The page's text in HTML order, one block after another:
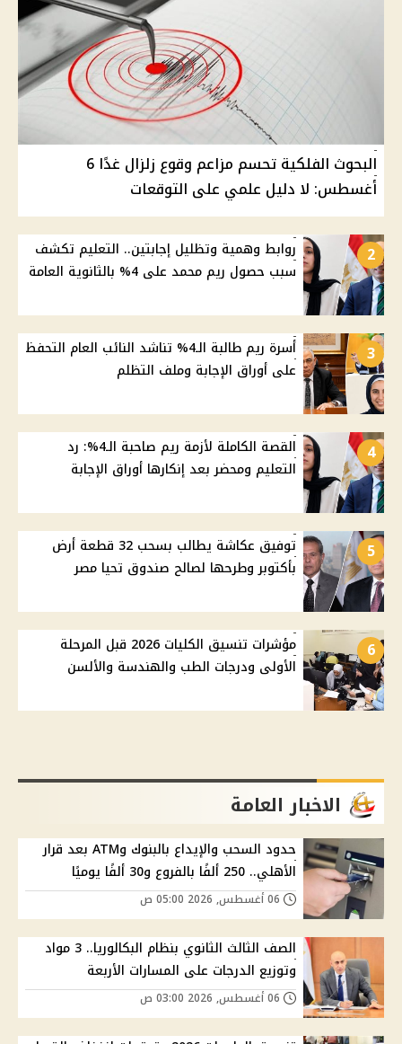
البحوث الفلكية تحسم مزاعم وقوع زلزال غدًا 6
أغسطس: لا دليل علمي على التوقعات
2
روابط وهمية وتظليل إجابتين.. التعليم تكشف
سبب حصول ريم محمد على 4% بالثانوية العامة
3
أسرة ريم طالبة الـ4% تناشد النائب العام التحفظ
على أوراق الإجابة وملف التظلم
4
القصة الكاملة لأزمة ريم صاحبة الـ4%: رد
التعليم ومحضر بعد إنكارها أوراق الإجابة
5
توفيق عكاشة يطالب بسحب 32 قطعة أرض
بأكتوبر وطرحها لصالح صندوق تحيا مصر
6
مؤشرات تنسيق الكليات 2026 قبل المرحلة
الأولى ودرجات الطب والهندسة والألسن
الاخبار العامة
حدود السحب والإيداع بالبنوك وATM بعد قرار
الأهلي.. 250 ألفًا بالفروع و30 ألفًا يوميًا
الصف الثالث الثانوي بنظام البكالوريا.. 3 مواد
وتوزيع الدرجات على المسارات الأربعة